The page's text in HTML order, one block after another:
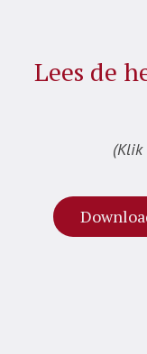
Lees de
(Klik